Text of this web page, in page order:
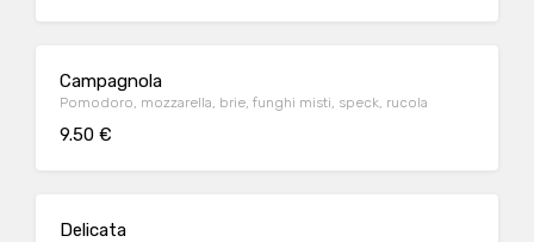
Campagnola
Pomodoro, mozzarella, brie, funghi misti, speck, rucola
9.50 €
Delicata